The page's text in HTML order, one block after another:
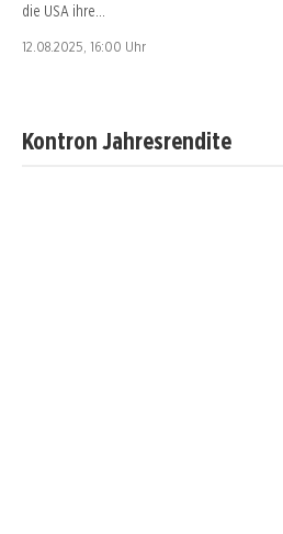
die USA ihre…
12.08.2025, 16:00 Uhr
Kontron Jahresrendite